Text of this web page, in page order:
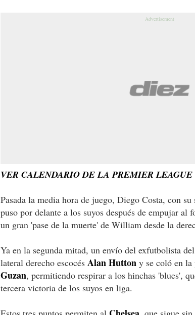
VER CALENDARIO DE LA PREMIER LEAGUE
Pasada la media hora de juego, Diego Costa, con
puso por delante a los suyos después de empujar al
un gran 'pase de la muerte' de William desde la
Ya en la segunda mitad, un envío del exfutbolista del
lateral derecho escocés Alan Hutton y se coló en
Guzan, permitiendo respirar a los hinchas 'blues',
tercera victoria de los suyos en liga.